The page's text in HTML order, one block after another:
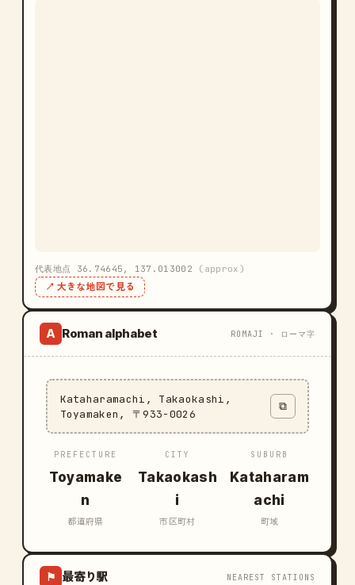
代表地点 36.74645, 137.013002 (approx)
↗ 大きな地図で見る
A Roman alphabet ROMAJI · ローマ字
Kataharamachi, Takaokashi,
Toyamaken, 〒933-0026
⧉
PREFECTURE
Toyamake
n
都道府県
CITY
Takaokash
i
市区町村
SUBURB
Kataharam
achi
町域
⚑ 最寄り駅 NEAREST STATIONS